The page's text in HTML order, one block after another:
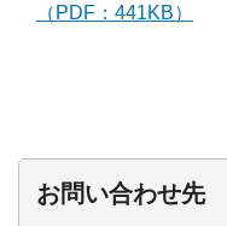
（PDF：441KB）
お問い合わせ先